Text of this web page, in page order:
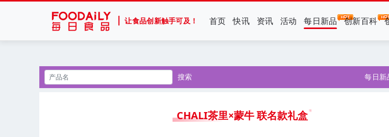
让食品创新触手可及！ 首页 快讯 资讯 活动 每日新品 创新百科
搜索 每日新
CHALI茶里×蒙牛 联名款礼盒